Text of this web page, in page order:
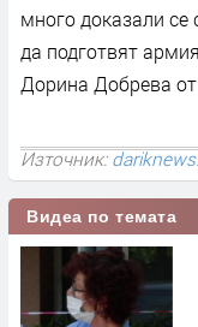
много доказали се
да подготвят
Дорина Добрева
Източник:
Видеа по темата